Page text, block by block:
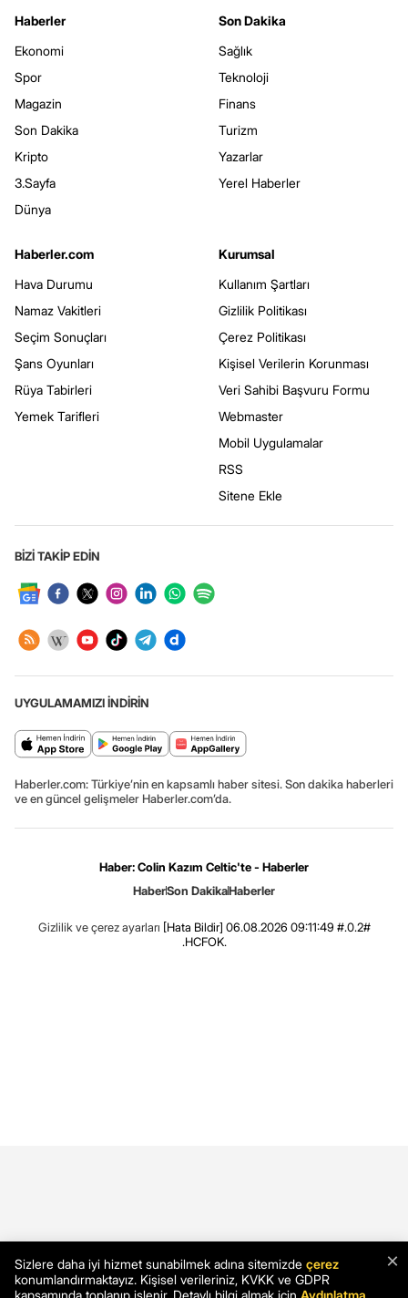
Haberler
Ekonomi
Spor
Magazin
Son Dakika
Kripto
3.Sayfa
Dünya
Son Dakika
Sağlık
Teknoloji
Finans
Turizm
Yazarlar
Yerel Haberler
Haberler.com
Hava Durumu
Namaz Vakitleri
Seçim Sonuçları
Şans Oyunları
Rüya Tabirleri
Yemek Tarifleri
Kurumsal
Kullanım Şartları
Gizlilik Politikası
Çerez Politikası
Kişisel Verilerin Korunması
Veri Sahibi Başvuru Formu
Webmaster
Mobil Uygulamalar
RSS
Sitene Ekle
BİZİ TAKİP EDİN
UYGULAMAMIZI İNDİRİN
Haberler.com: Türkiye’nin en kapsamlı haber sitesi. Son dakika haberleri
ve en güncel gelişmeler Haberler.com’da.
Haber: Colin Kazım Celtic'te - Haberler
HaberSon DakikaHaberler
Gizlilik ve çerez ayarları [Hata Bildir] 06.08.2026 09:11:49 #.0.2#
.HCFOK.
×
Sizlere daha iyi hizmet sunabilmek adına sitemizde çerez
konumlandırmaktayız. Kişisel verileriniz, KVKK ve GDPR
kapsamında toplanıp işlenir. Detaylı bilgi almak için Aydınlatma